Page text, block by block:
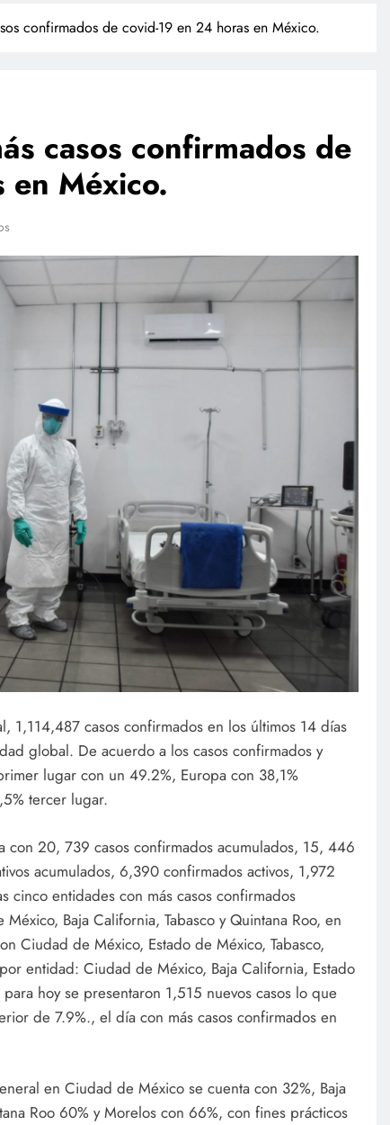
confirmados de covid-19 en 24 horas en México.
casos confirmados de
en México.
1,114,487 casos confirmados en los últimos 14 días
global. De acuerdo a los casos confirmados y
lugar con un 49.2%, Europa con 38,1%
tercer lugar.
20, 739 casos confirmados acumulados, 15, 446
acumulados, 6,390 confirmados activos, 1,972
cinco entidades con más casos confirmados
Baja California, Tabasco y Quintana Roo, en
Ciudad de México, Estado de México, Tabasco,
entidad: Ciudad de México, Baja California, Estado
hoy se presentaron 1,515 nuevos casos lo que
de 7.9%., el día con más casos confirmados en
en Ciudad de México se cuenta con 32%, Baja
Roo 60% y Morelos con 66%, con fines prácticos
Propuesta para la regulación de
redes sociales estará lista a finales
de agosto: Sheinbaum
julio 17, 2026